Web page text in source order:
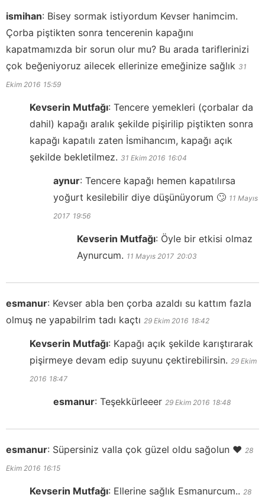
ismihan: Bisey sormak istiyordum Kevser hanimcim.
Çorba piştikten sonra tencerenin kapağını
kapatmamızda bir sorun olur mu? Bu arada tariflerinizi
çok beğeniyoruz ailecek ellerinize emeğinize sağlık 31
Ekim 2016 15:59
Kevserin Mutfağı: Tencere yemekleri (çorbalar da
dahil) kapağı aralık şekilde pişirilip piştikten sonra
kapağı kapatılı zaten İsmihancım, kapağı açık
şekilde bekletilmez. 31 Ekim 2016 16:04
aynur: Tencere kapağı hemen kapatılırsa
yoğurt kesilebilir diye düşünüyorum 🙄 11 Mayıs
2017 19:56
Kevserin Mutfağı: Öyle bir etkisi olmaz
Aynurcum. 11 Mayıs 2017 20:03
esmanur: Kevser abla ben çorba azaldı su kattım fazla
olmuş ne yapabilrim tadı kaçtı 29 Ekim 2016 18:42
Kevserin Mutfağı: Kapağı açık şekilde karıştırarak
pişirmeye devam edip suyunu çektirebilirsin. 29 Ekim
2016 18:47
esmanur: Teşekkürleeer 29 Ekim 2016 18:48
esmanur: Süpersiniz valla çok güzel oldu sağolun ❤️ 28
Ekim 2016 16:15
Kevserin Mutfağı: Ellerine sağlık Esmanurcum.. 28